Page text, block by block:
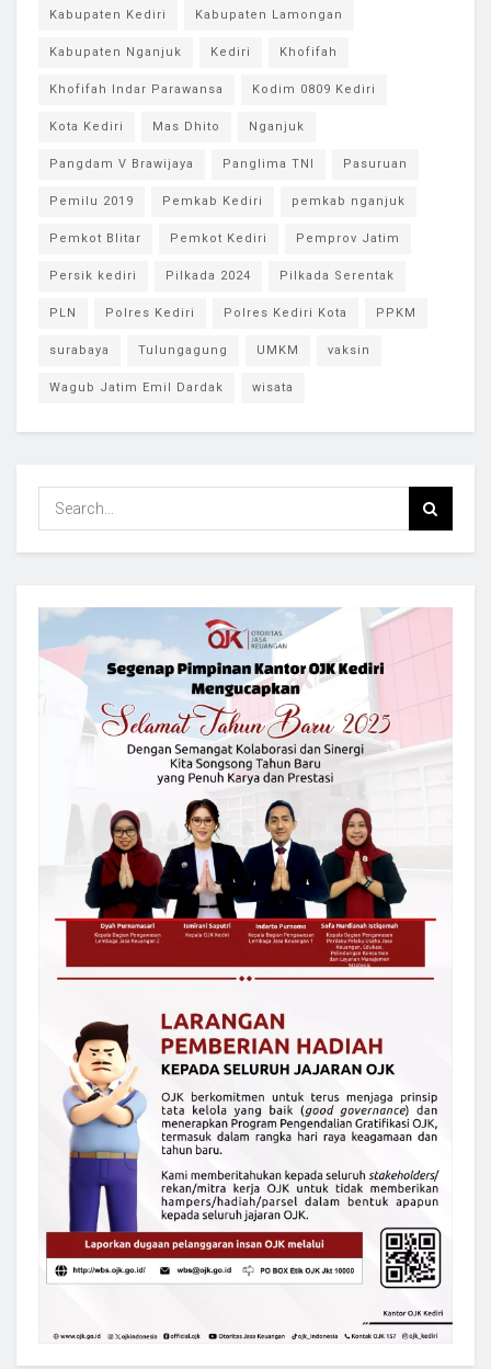
Kabupaten Kediri Kabupaten Lamongan
Kabupaten Nganjuk Kediri Khofifah
Khofifah Indar Parawansa Kodim 0809 Kediri
Kota Kediri Mas Dhito Nganjuk
Pangdam V Brawijaya Panglima TNI Pasuruan
Pemilu 2019 Pemkab Kediri pemkab nganjuk
Pemkot Blitar Pemkot Kediri Pemprov Jatim
Persik kediri Pilkada 2024 Pilkada Serentak
PLN Polres Kediri Polres Kediri Kota PPKM
surabaya Tulungagung UMKM vaksin
Wagub Jatim Emil Dardak wisata